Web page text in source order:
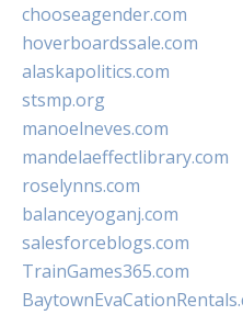
chooseagender.com
hoverboardssale.com
alaskapolitics.com
stsmp.org
manoelneves.com
mandelaeffectlibrary.com
roselynns.com
balanceyoganj.com
salesforceblogs.com
TrainGames365.com